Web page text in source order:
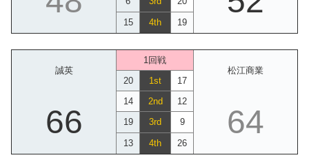
15 4th 19
誠英
1回戦
松江商業
20
1st 17
66
14 2nd 12
64
19 3rd 9
13 4th 26